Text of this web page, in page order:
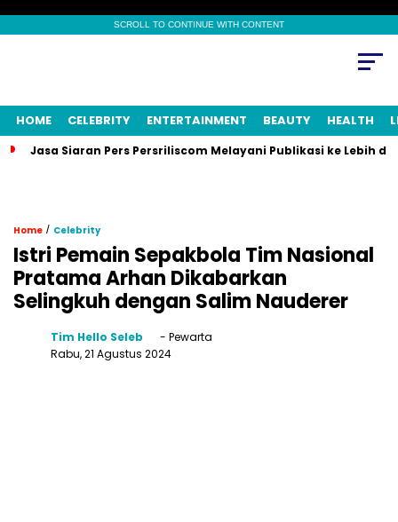
SCROLL TO CONTINUE WITH CONTENT
HOME CELEBRITY ENTERTAINMENT BEAUTY HEALTH
Jasa Siaran Pers Persriliscom Melayani Publikasi ke Lebih
Home / Celebrity
Istri Pemain Sepakbola Tim Nasional
Pratama Arhan Dikabarkan
Selingkuh dengan Salim Nauderer
Tim Hello Seleb
- Pewarta
Rabu, 21 Agustus 2024